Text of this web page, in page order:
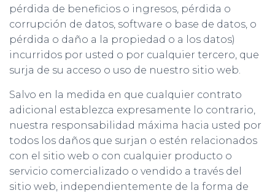
pérdida de beneficios o ingresos, pérdida o
corrupción de datos, software o base de datos, o
pérdida o daño a la propiedad o a los datos)
incurridos por usted o por cualquier tercero, que
surja de su acceso o uso de nuestro sitio web.
Salvo en la medida en que cualquier contrato
adicional establezca expresamente lo contrario,
nuestra responsabilidad máxima hacia usted por
todos los daños que surjan o estén relacionados
con el sitio web o con cualquier producto o
servicio comercializado o vendido a través del
sitio web, independientemente de la forma de